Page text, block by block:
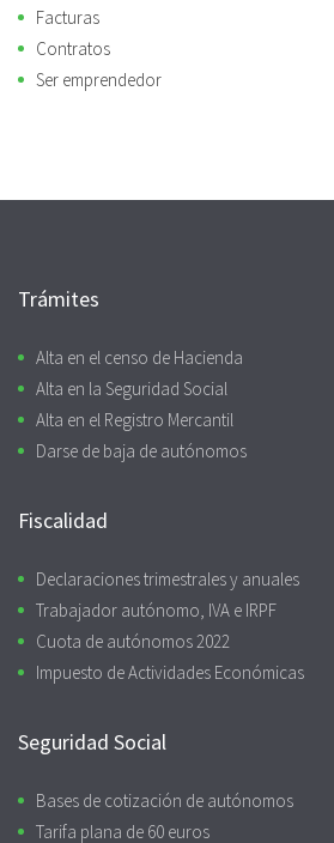
Facturas
Contratos
Ser emprendedor
Trámites
Alta en el censo de Hacienda
Alta en la Seguridad Social
Alta en el Registro Mercantil
Darse de baja de autónomos
Fiscalidad
Declaraciones trimestrales y anuales
Trabajador autónomo, IVA e IRPF
Cuota de autónomos 2022
Impuesto de Actividades Económicas
Seguridad Social
Bases de cotización de autónomos
Tarifa plana de 60 euros